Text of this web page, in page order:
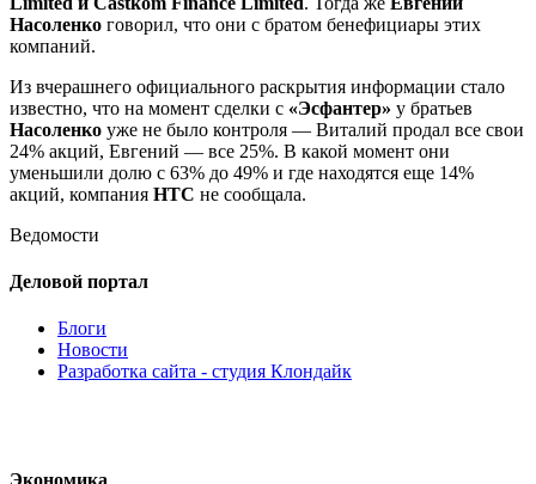
Насоленко говорил, что они с братом бенефициары этих
компаний.
Из вчерашнего официального раскрытия информации стало
известно, что на момент сделки с «Эсфантер» у братьев
Насоленко уже не было контроля — Виталий продал все свои
24% акций, Евгений — все 25%. В какой момент они
уменьшили долю с 63% до 49% и где находятся еще 14%
акций, компания НТС не сообщала.
Ведомости
Деловой портал
Блоги
Новости
Разработка сайта - студия Клондайк
Экономика